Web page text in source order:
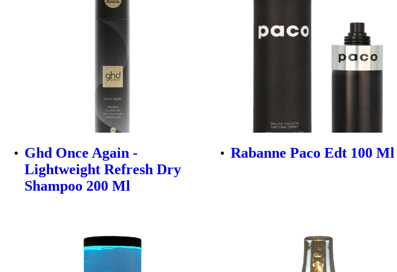
Ghd Once Again -
Lightweight Refresh Dry
Shampoo 200 Ml
Rabanne Paco Edt 100 Ml